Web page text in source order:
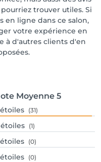
trouver utiles. Si
en ligne dans ce salon,
votre expérience en
à d'autres clients d'en
Moyenne 5
étoiles (31)
étoiles (1)
étoiles (0)
étoiles (0)